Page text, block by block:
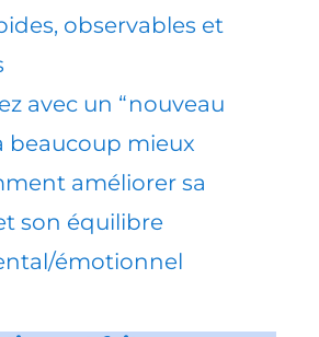
observables et
avec un “nouveau
beaucoup mieux
améliorer sa
son équilibre
émotionnel